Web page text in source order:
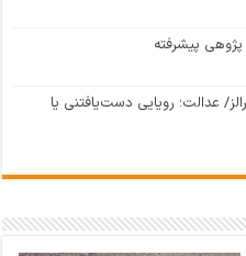
پژوهی پیشرفته
عدالت؛ رویایی دست‌یافتنی یا